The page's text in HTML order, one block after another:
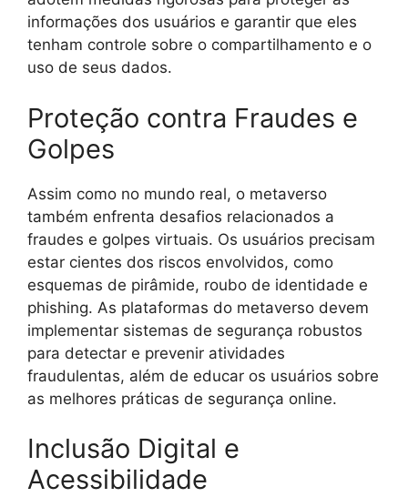
informações dos usuários e garantir que eles
tenham controle sobre o compartilhamento e o
uso de seus dados.
Proteção contra Fraudes e
Golpes
Assim como no mundo real, o metaverso
também enfrenta desafios relacionados a
fraudes e golpes virtuais. Os usuários precisam
estar cientes dos riscos envolvidos, como
esquemas de pirâmide, roubo de identidade e
phishing. As plataformas do metaverso devem
implementar sistemas de segurança robustos
para detectar e prevenir atividades
fraudulentas, além de educar os usuários sobre
as melhores práticas de segurança online.
Inclusão Digital e
Acessibilidade